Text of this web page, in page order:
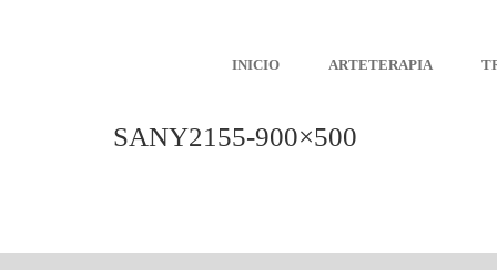
INICIO ARTETERAPIA
SANY2155-900×500